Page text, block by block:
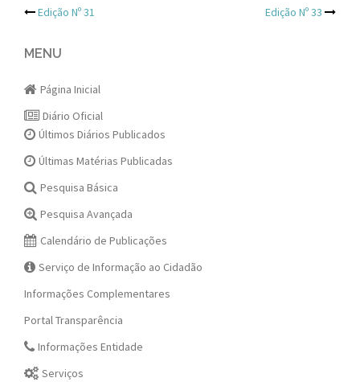
Post
navigation
Edição Nº 31 Edição Nº 33
MENU
Página Inicial
Diário Oficial
Últimos Diários Publicados
Últimas Matérias Publicadas
Pesquisa Básica
Pesquisa Avançada
Calendário de Publicações
Serviço de Informação ao Cidadão
Informações Complementares
Portal Transparência
Informações Entidade
Serviços